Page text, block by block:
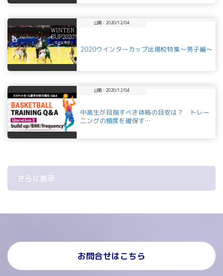
公開：2020/12/04
2020ウインターカップ出場校特集～男子編～
公開：2020/12/04
中高生が目指すべき体格の目安は？ トレー
ニングの頻度を確保す…
さらに表示
お問合せはこちら